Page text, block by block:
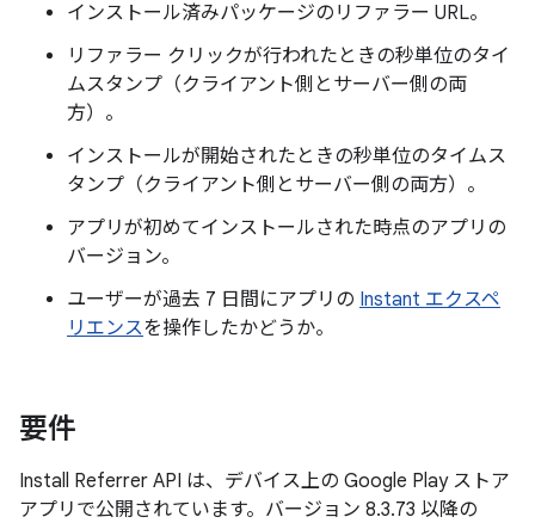
インストール済みパッケージのリファラー URL。
リファラー クリックが行われたときの秒単位のタイ
ムスタンプ（クライアント側とサーバー側の両
方）。
インストールが開始されたときの秒単位のタイムス
タンプ（クライアント側とサーバー側の両方）。
アプリが初めてインストールされた時点のアプリの
バージョン。
ユーザーが過去 7 日間にアプリの Instant エクスペ
リエンスを操作したかどうか。
要件
Install Referrer API は、デバイス上の Google Play ストア
アプリで公開されています。バージョン 8.3.73 以降の